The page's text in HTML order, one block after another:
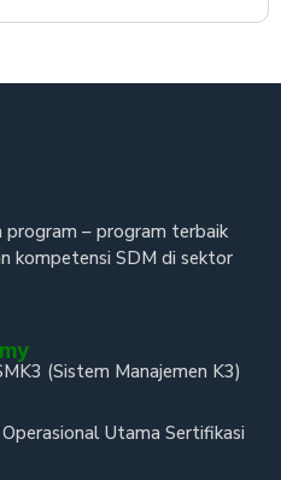
program – program terbaik
kompetensi SDM di sektor
(Sistem Manajemen K3)
Utama Sertifikasi